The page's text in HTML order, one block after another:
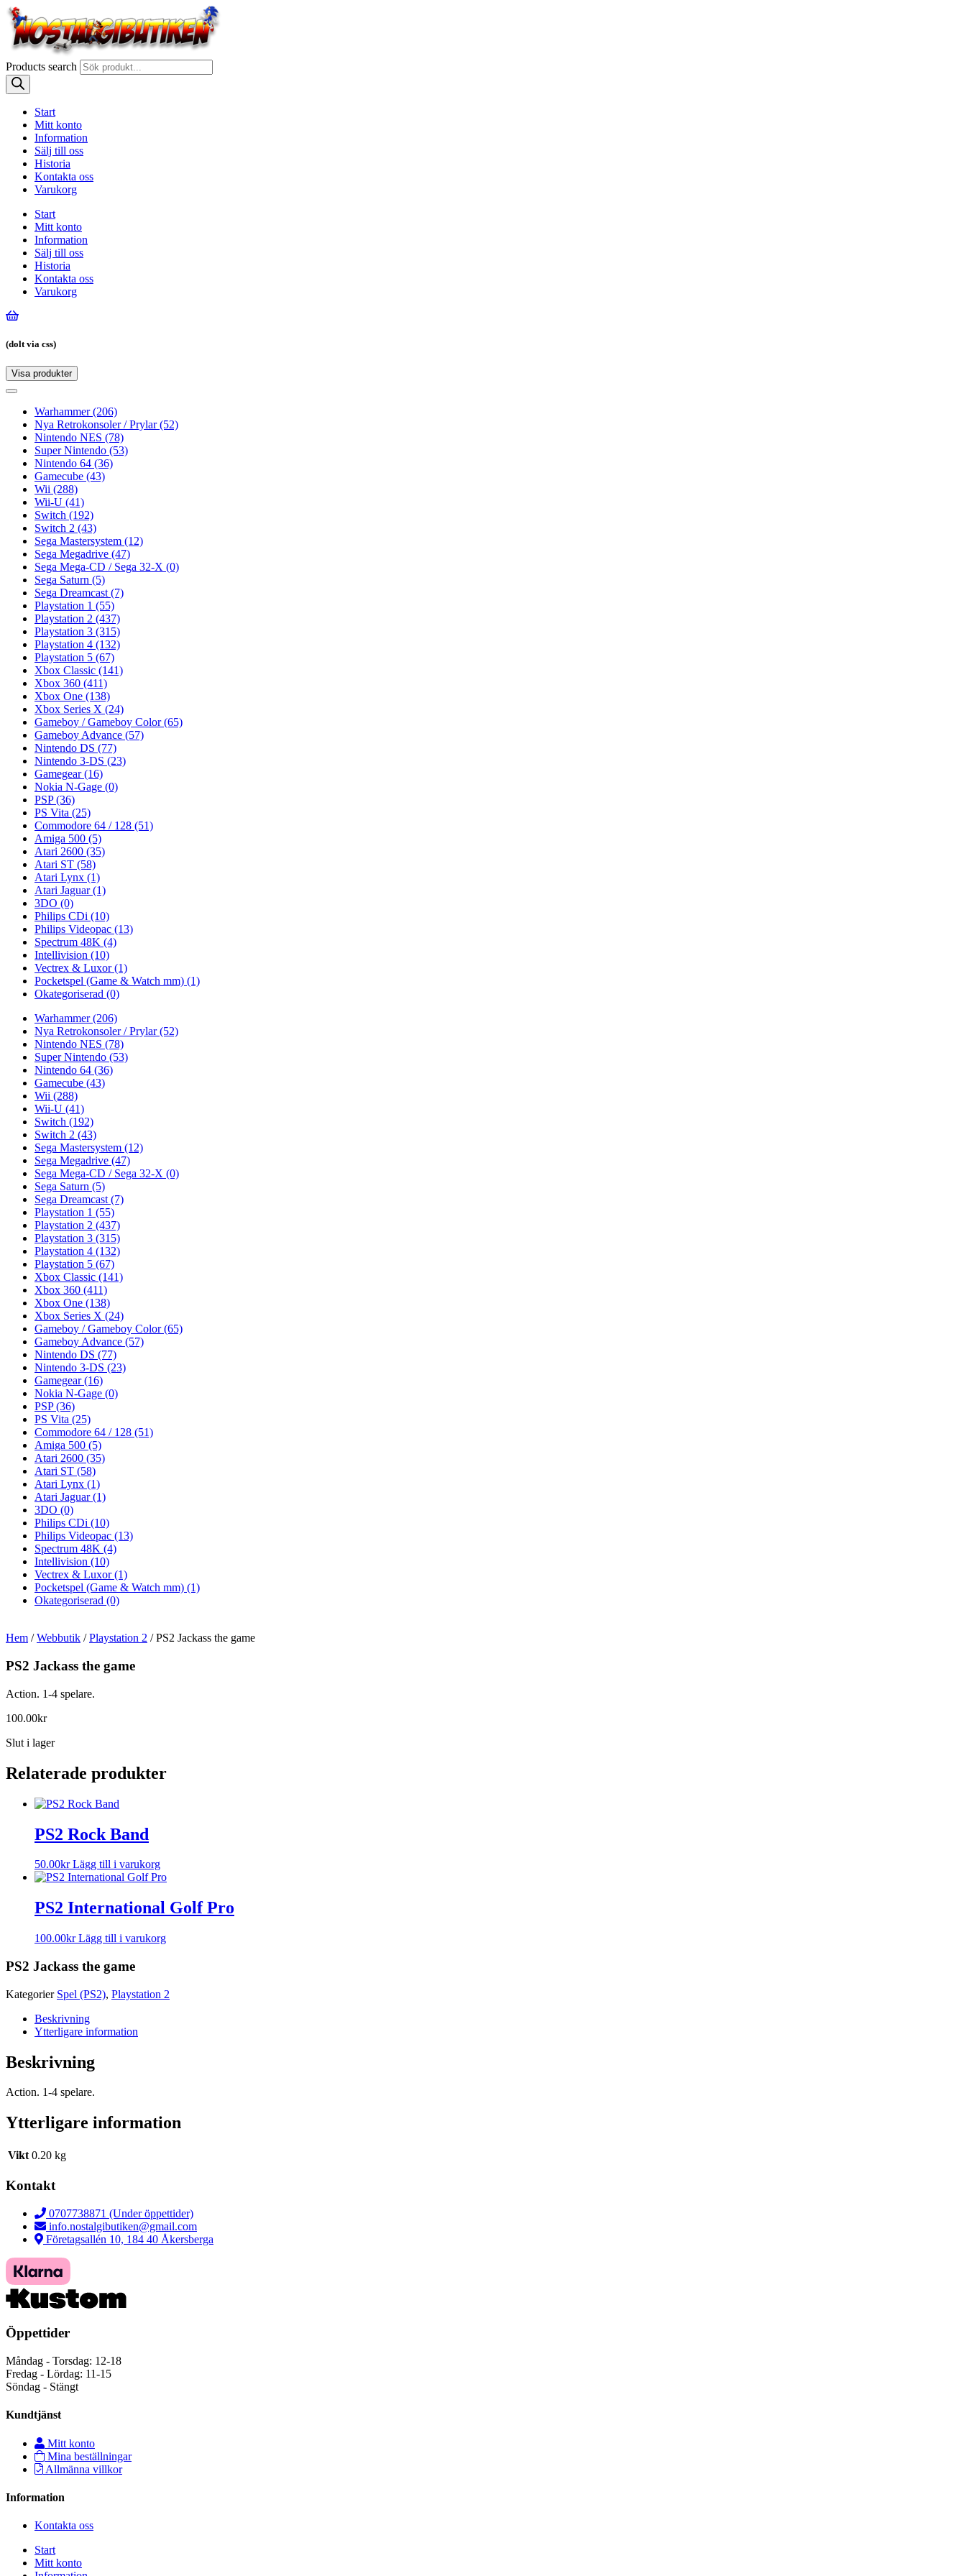
Products search
Start
Mitt konto
Information
Sälj till oss
Historia
Kontakta oss
Varukorg
Start
Mitt konto
Information
Sälj till oss
Historia
Kontakta oss
Varukorg
(dolt via css)
Visa produkter
Toggle
Toggle
navigationWarhammer(206)
Nya Retrokonsoler / Prylar(52)
Nintendo NES (78)
Super Nintendo (53)
Nintendo 64 (36)
Gamecube (43)
Wii (288)
Wii-U (41)
Switch (192)
Switch 2 (43)
Sega Mastersystem (12)
Sega Megadrive (47)
Sega Mega-CD / Sega 32-X (0)
Sega Saturn (5)
Sega Dreamcast (7)
Playstation 1 (55)
Playstation 2 (437)
Playstation 3 (315)
Playstation 4 (132)
Playstation 5 (67)
Xbox Classic (141)
Xbox 360 (411)
Xbox One (138)
Xbox Series X (24)
Gameboy / Gameboy Color(65)
Gameboy Advance (57)
Nintendo DS (77)
Nintendo 3-DS (23)
Gamegear(16)
Nokia N-Gage (0)
PSP(36)
PS Vita (25)
Commodore 64 / 128 (51)
Amiga 500 (5)
Atari 2600 (35)
Atari ST (58)
Atari Lynx (1)
Atari Jaguar(1)
3DO (0)
Philips CDi (10)
Philips Videopac (13)
Spectrum 48K (4)
Intellivision (10)
Vectrex & Luxor(1)
Pocketspel (Game & Watch mm) (1)
Okategoriserad (0)
Warhammer(206)
Nya Retrokonsoler / Prylar(52)
Nintendo NES (78)
Super Nintendo (53)
Nintendo 64 (36)
Gamecube (43)
Wii (288)
Wii-U (41)
Switch (192)
Switch 2 (43)
Sega Mastersystem (12)
Sega Megadrive (47)
Sega Mega-CD / Sega 32-X (0)
Sega Saturn (5)
Sega Dreamcast (7)
Playstation 1 (55)
Playstation 2 (437)
Playstation 3 (315)
Playstation 4 (132)
Playstation 5 (67)
Xbox Classic (141)
Xbox 360 (411)
Xbox One (138)
Xbox Series X (24)
Gameboy / Gameboy Color(65)
Gameboy Advance (57)
Nintendo DS (77)
Nintendo 3-DS (23)
Gamegear(16)
Nokia N-Gage (0)
PSP(36)
PS Vita (25)
Commodore 64 / 128 (51)
Amiga 500 (5)
Atari 2600 (35)
Atari ST (58)
Atari Lynx (1)
Atari Jaguar(1)
3DO (0)
Philips CDi (10)
Philips Videopac (13)
Spectrum 48K (4)
Intellivision (10)
Vectrex & Luxor(1)
Pocketspel (Game & Watch mm) (1)
Okategoriserad (0)
Hem /Webbutik /Playstation 2 / PS2 Jackass the game
PS2 Jackass the game
Action. 1-4 spelare.
100.00kr
Slut i lager
Relaterade produkter
PS2 Rock Band
50.00kr Lägg till i varukorg
PS2 International Golf Pro
100.00kr Lägg till i varukorg
PS2 Jackass the game
Kategorier Spel (PS2), Playstation 2
Beskrivning
Ytterligare information
Beskrivning
Action. 1-4 spelare.
Ytterligare information
Vikt 0.20 kg
Kontakt
0707738871 (Under öppettider)
info.nostalgibutiken@gmail.com
Företagsallén 10, 184 40 Åkersberga
Öppettider
Måndag - Torsdag: 12-18
Fredag - Lördag: 11-15
Söndag - Stängt
Kundtjänst
Mitt konto
Mina beställningar
Allmänna villkor
Information
Kontakta oss
Start
Mitt konto